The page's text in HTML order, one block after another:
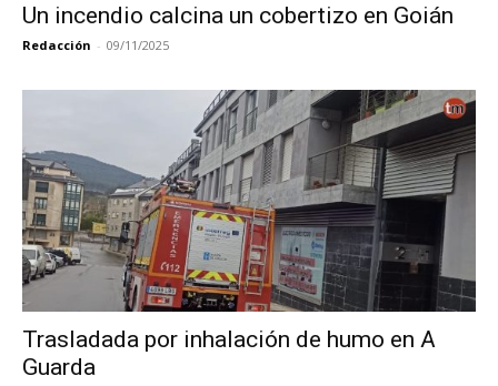
Un incendio calcina un cobertizo en Goián
Redacción - 09/11/2025
Trasladada por inhalación de humo en A
Guarda